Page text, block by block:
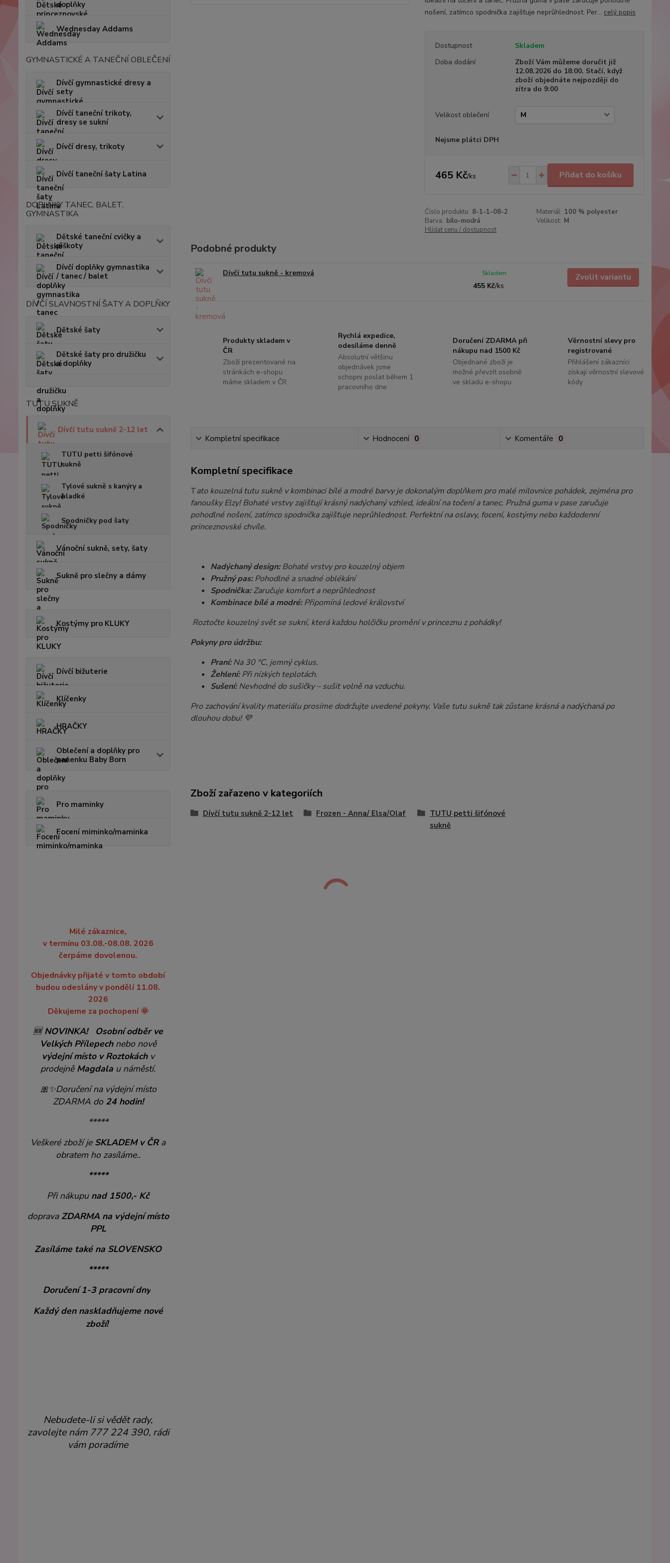
doplňky
Wednesday Addams
GYMNASTICKÉ A TANEČNÍ OBLEČENÍ
Dívčí gymnastické dresy a
sety
Dívčí taneční trikoty,
dresy se sukní
Dívčí dresy, trikoty
Dívčí taneční šaty Latina
DOPLŇKY TANEC, BALET,
GYMNASTIKA
Dětské taneční cvičky a
piškoty
Dívčí doplňky gymnastika
/ tanec / balet
DÍVČÍ SLAVNOSTNÍ ŠATY A DOPLŇKY
Dětské šaty
Dětské šaty pro družičku
a doplňky
TUTU SUKNĚ
Dívčí tutu sukně 2-12 let
TUTU petti šifónové
sukně
Tylové sukně s kanýry a
hladké
Spodničky pod šaty
Vánoční sukně, sety, šaty
Sukně pro slečny a dámy
Kostýmy pro KLUKY
Dívčí bižuterie
Klíčenky
HRAČKY
Oblečení a doplňky pro
panenku Baby Born
Pro maminky
Focení miminko/maminka
Milé zákaznice,
v termínu 03.08.-08.08. 2026
čerpáme dovolenou.
Objednávky přijaté v tomto období
budou odeslány v pondělí 11.08.
2026
Děkujeme za pochopení 🌞
🆕NOVINKA!
Osobní odběr ve
Velkých Přílepechnebo nově
výdejní místo v Roztokáchv
prodejněMagdala u náměstí.
🎀✨Doručení na výdejní místo
ZDARMA do 24 hodin!
*****
Veškeré zboží je SKLADEM v ČRa
obratem ho zasíláme..
*****
Při nákupu nad 1500,- Kč
doprava ZDARMA na výdejní místo
PPL
Zasíláme také na SLOVENSKO
*****
Doručení 1-3 pracovní dny
Každý den naskladňujeme nové
zboží!
Nebudete-li si vědět rady,
zavolejte nám 777 224 390, rádi
vám poradíme
nošení, zatímco spodnička zajišťuje neprůhlednost. Per... celý popis
Dostupnost
Skladem
Doba dodání
Zboží Vám můžeme doručit již
12.08.2026 do 18:00. Stačí, když
zboží objednáte nejpozději do
zítra do 9:00
Velikost oblečení
Nejsme plátci DPH
465 Kč/ks Přidat do košíku
Číslo produktu: 8-1-1-08-2 Materiál: 100 % polyester
Barva: bílo-modrá Velikost: M
Hlídat cenu / dostupnost
Podobné produkty
Dívčí tutu sukně - kremová
455 Kč/ks
Skladem Zvolit variantu
Produkty skladem v
ČR
Zboží prezentované na
stránkách e-shopu
máme skladem v ČR
Rychlá expedice,
odesíláme denně
Absolutní většinu
objednávek jsme
schopni poslat během 1
pracovního dne
Doručení ZDARMA při
nákupu nad 1500 Kč
Objednané zboží je
možné převzít osobně
ve skladu e-shopu
Věrnostní slevy pro
registrované
Přihlášení zákazníci
získají věrnostní slevové
kódy
Kompletní specifikace Hodnocení 0 Komentáře 0
Kompletní specifikace
Tato kouzelná tutu sukně v kombinaci bílé a modré barvy je dokonalým doplňkem pro malé milovnice pohádek, zejména pro
fanoušky Elzy! Bohaté vrstvy zajišťují krásný nadýchaný vzhled, ideální na točení a tanec. Pružná guma v pase zaručuje
pohodlné nošení, zatímco spodnička zajišťuje neprůhlednost. Perfektní na oslavy, focení, kostýmy nebo každodenní
princeznovské chvíle.
Nadýchaný design:Bohaté vrstvy pro kouzelný objem
Pružný pas:Pohodlné a snadné oblékání
Spodnička:Zaručuje komfort a neprůhlednost
Kombinace bílé a modré:Připomíná ledové království
Roztočte kouzelný svět se sukní, která každou holčičku promění v princeznu z pohádky!
Pokyny pro údržbu:
Praní:Na 30 °C, jemný cyklus.
Žehlení:Při nízkých teplotách.
Sušení:Nevhodné do sušičky – sušit volně na vzduchu.
Pro zachování kvality materiálu prosíme dodržujte uvedené pokyny. Vaše tutu sukně tak zůstane krásná a nadýchaná po
dlouhou dobu! 💜
Zboží zařazeno v kategoriích
Dívčí tutu sukně 2-12 let Frozen - Anna/ Elsa/Olaf
TUTU petti šifónové
sukně